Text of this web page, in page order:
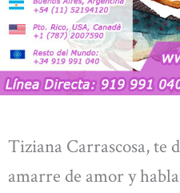
Tiziana Carrascosa, te
amarre de amor y